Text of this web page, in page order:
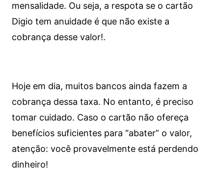
mensalidade. Ou seja, a respota se o cartão
Digio tem anuidade é que não existe a
cobrança desse valor!.
Hoje em dia, muitos bancos ainda fazem a
cobrança dessa taxa. No entanto, é preciso
tomar cuidado. Caso o cartão não ofereça
benefícios suficientes para “abater” o valor,
atenção: você provavelmente está perdendo
dinheiro!